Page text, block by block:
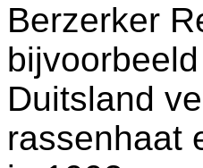
Berzerker
Duitsland
rassenhaat